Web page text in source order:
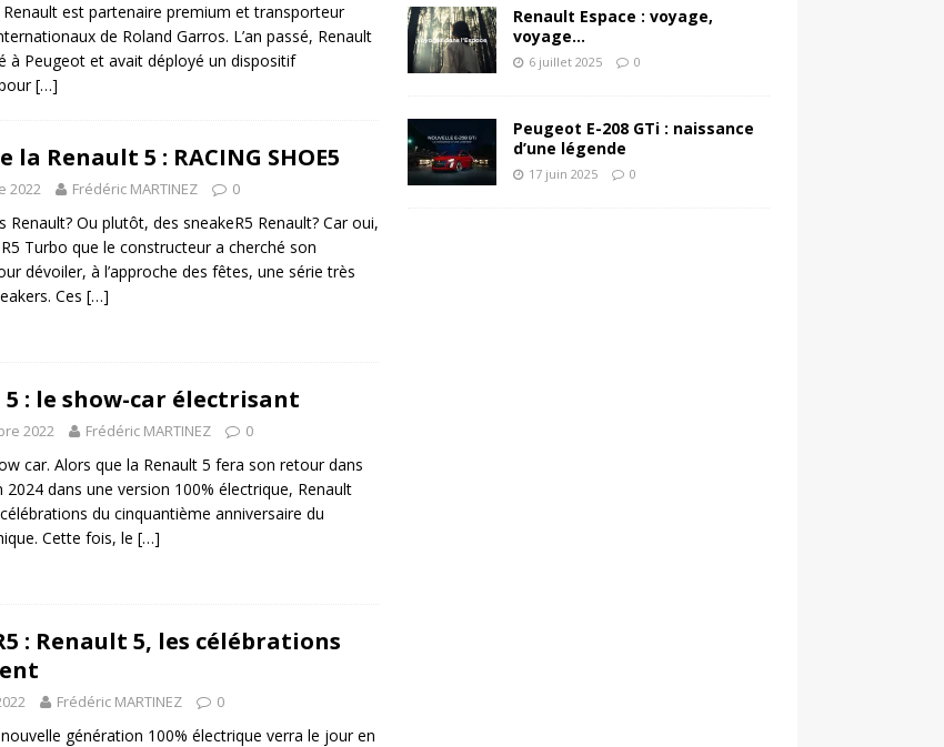
est partenaire premium et transporteur
de Roland Garros. L’an passé, Renault
à Peugeot et avait déployé un dispositif
[…]
la Renault 5 : RACING SHOE5
2022 Frédéric MARTINEZ 0
Renault? Ou plutôt, des sneakeR5 Renault? Car oui,
R5 Turbo que le constructeur a cherché son
dévoiler, à l’approche des fêtes, une série très
Ces […]
: le show-car électrisant
2022 Frédéric MARTINEZ 0
car. Alors que la Renault 5 fera son retour dans
2024 dans une version 100% électrique, Renault
du cinquantième anniversaire du
Cette fois, le […]
: Renault 5, les célébrations
Frédéric MARTINEZ 0
nouvelle génération 100% électrique verra le jour en
Renault Espace : voyage,
voyage…
6 juillet 2025 0
Peugeot E-208 GTi : naissance
d’une légende
17 juin 2025 0